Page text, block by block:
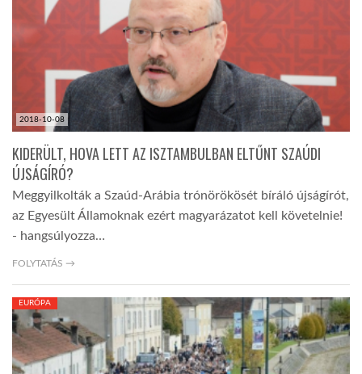
TROPICALMAGAZIN
GLOBOTV
AFRIKA TUDÁSTÁR
LINKTR.EE
GLOBOZSARU
DOBRAVERO.HU
2018-10-08
KIDERÜLT, HOVA LETT AZ ISZTAMBULBAN ELTŰNT SZAÚDI
ÚJSÁGÍRÓ?
Meggyilkolták a Szaúd-Arábia trónörökösét bíráló újságírót,
az Egyesült Államoknak ezért magyarázatot kell követelnie!
- hangsúlyozza…
FOLYTATÁS →
EURÓPA